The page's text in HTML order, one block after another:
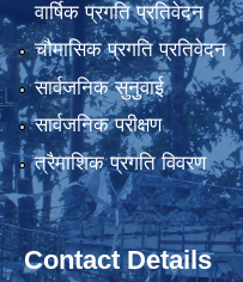
वार्षिक प्रगति प्रतिवेदन
चौमासिक प्रगति प्रतिवेदन
सार्वजनिक सुनुवाई
सार्वजनिक परीक्षण
त्रैमाशिक प्रगति विवरण
Contact Details